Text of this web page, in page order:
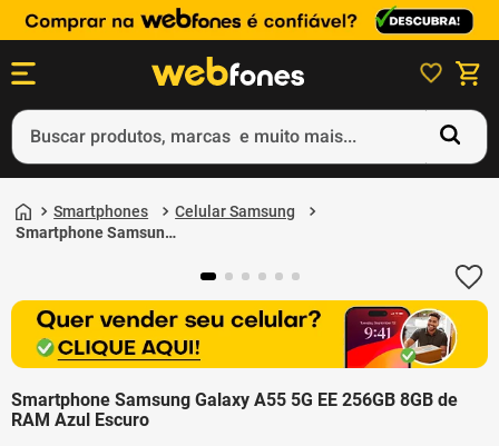
Buscar produtos, marcas e muito mais...
Smartphones
Celular Samsung
Smartphone Samsung
Smartphone Samsung Galaxy A55 5G EE 256GB 8GB de
RAM Azul Escuro
1º
ps5
3º
4º
smartphone